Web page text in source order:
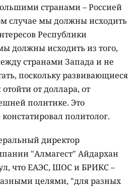
странами – Россией
случае мы должны исходить
Республики
должны исходить из того,
странами Запада и не
поскольку развивающиеся
от доллара, от
политике. Это
политолог.
директор
"Алмагест" Айдархан
что ЕАЭС, ШОС и БРИКС –
целями, "для разных